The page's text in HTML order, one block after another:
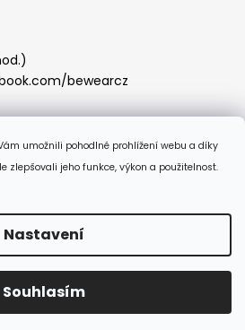
umožnili pohodlné prohlížení webu a díky
zlepšovali jeho funkce, výkon a použitelnost.
Nastavení
Souhlasím
bewearcz
platby
. Všechna práva vyhrazena.